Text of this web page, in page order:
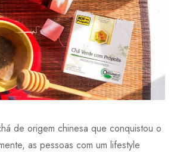
de origem chinesa que conquistou o
as pessoas com um lifestyle